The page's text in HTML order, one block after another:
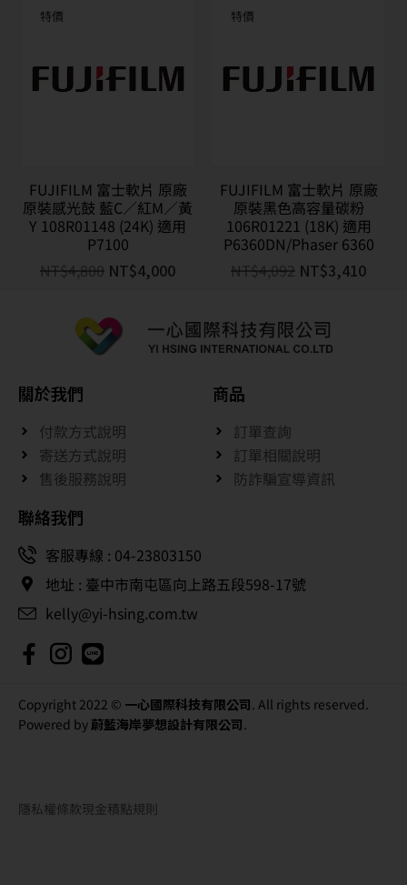
特價
FUJIFILM 富士軟片 原廠
原裝感光鼓 藍C／紅M／黃
Y 108R01148 (24K) 適用
P7100
NT$4,800 NT$4,000
特價
FUJIFILM 富士軟片 原廠
原裝黑色高容量碳粉
106R01221 (18K) 適用
P6360DN/Phaser 6360
NT$4,092 NT$3,410
關於我們
付款方式說明
寄送方式說明
售後服務說明
商品
訂單查詢
訂單相關說明
防詐騙宣導資訊
聯絡我們
客服專線 : 04-23803150
地址 : 臺中市南屯區向上路五段598-17號
kelly@yi-hsing.com.tw
Copyright 2022 © 一心國際科技有限公司. All rights reserved.
Powered by 蔚藍海岸夢想設計有限公司.
隱私權條款現金積點規則